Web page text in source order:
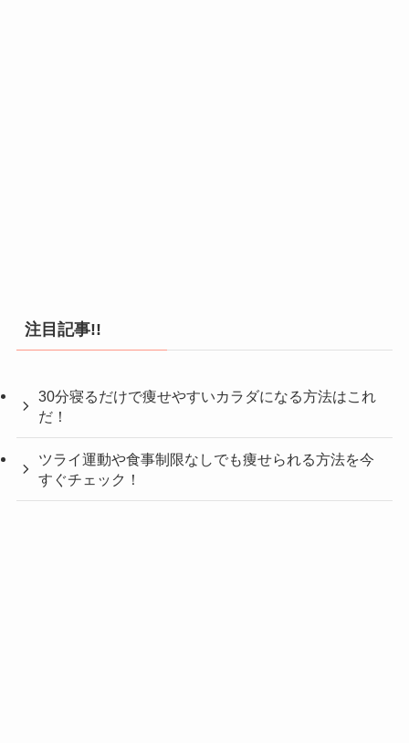
注目記事!!
30分寝るだけで痩せやすいカラダになる方法はこれ
だ！
ツライ運動や食事制限なしでも痩せられる方法を今
すぐチェック！